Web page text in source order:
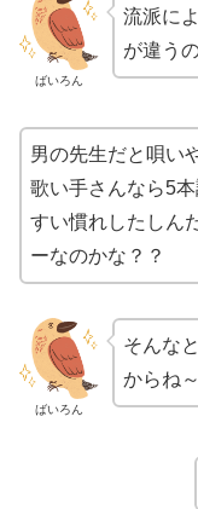
ばいろん
流派に
が違う
男の先生だと唄い
歌い手さんなら5
すい慣れしたしん
ーなのかな？？
ばいろん
そんな
からね～